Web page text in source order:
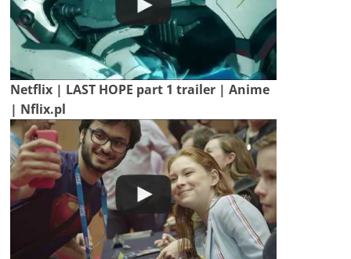
Netflix | LAST HOPE part 1 trailer | Anime
| Nflix.pl